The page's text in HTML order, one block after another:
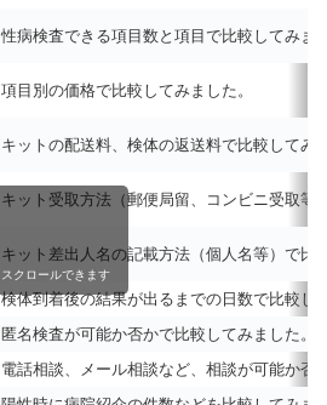
性病検査できる項目数と項目で比較してみま
項目別の価格で比較してみました。
キットの配送料、検体の返送料で比較してみ
キット受取方法（郵便局留、コンビニ受取等
キット差出人名の記載方法（個人名等）で比
検体到着後の結果が出るまでの日数で比較し
匿名検査が可能か否かで比較してみました。
電話相談、メール相談など、相談が可能か否
スクロールできます